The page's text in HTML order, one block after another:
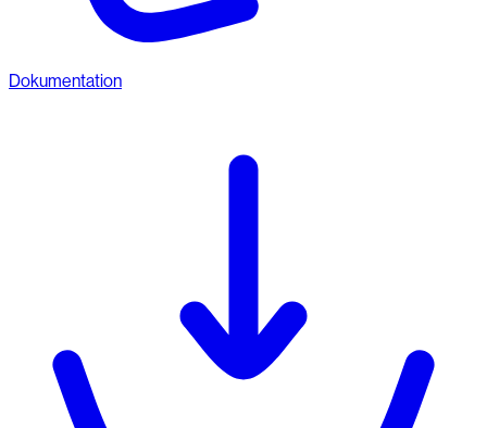
Dokumentation